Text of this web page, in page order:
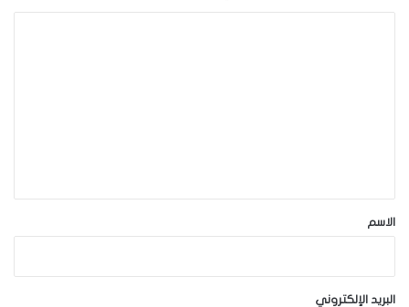
*الاسم
البريد الإلكتروني